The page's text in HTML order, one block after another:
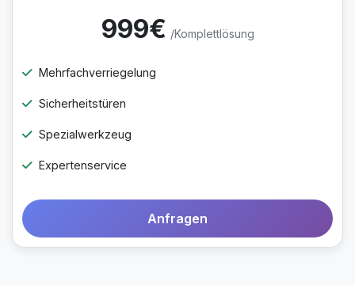
999€ /Komplettlösung
Mehrfachverriegelung
Sicherheitstüren
Spezialwerkzeug
Expertenservice
Anfragen